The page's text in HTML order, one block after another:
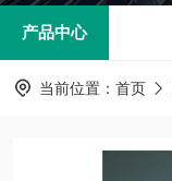
产品中心
当前位置： 首页